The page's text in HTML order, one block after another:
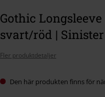
Gothic
svart/röd |
Fler produktdetaljer
Den här produkten finns för